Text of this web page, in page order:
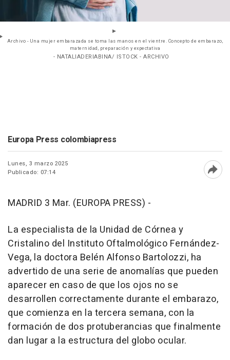
Archivo - Una mujer embarazada se toma las manos en el vientre. Concepto de embarazo,
maternidad, preparación y expectativa
- NATALIADERIABINA/ ISTOCK - ARCHIVO
Europa Press colombiapress
Lunes, 3 marzo 2025
Publicado: 07:14
MADRID 3 Mar. (EUROPA PRESS) -
La especialista de la Unidad de Córnea y
Cristalino del Instituto Oftalmológico Fernández-
Vega, la doctora Belén Alfonso Bartolozzi, ha
advertido de una serie de anomalías que pueden
aparecer en caso de que los ojos no se
desarrollen correctamente durante el embarazo,
que comienza en la tercera semana, con la
formación de dos protuberancias que finalmente
dan lugar a la estructura del globo ocular.